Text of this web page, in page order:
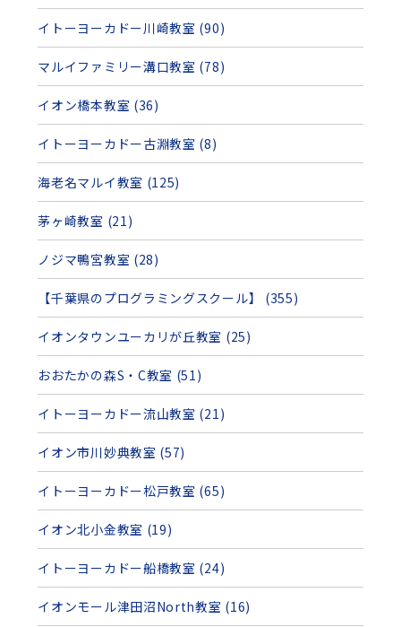
イトーヨーカドー川崎教室 (90)
マルイファミリー溝口教室 (78)
イオン橋本教室 (36)
イトーヨーカドー古淵教室 (8)
海老名マルイ教室 (125)
茅ヶ崎教室 (21)
ノジマ鴨宮教室 (28)
【千葉県のプログラミングスクール】 (355)
イオンタウンユーカリが丘教室 (25)
おおたかの森S・C教室 (51)
イトーヨーカドー流山教室 (21)
イオン市川妙典教室 (57)
イトーヨーカドー松戸教室 (65)
イオン北小金教室 (19)
イトーヨーカドー船橋教室 (24)
イオンモール津田沼North教室 (16)